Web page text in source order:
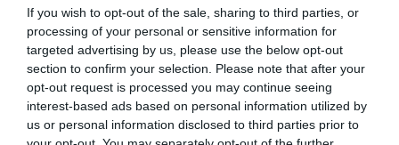
If you wish to opt-out of the sale, sharing to third parties, or
processing of your personal or sensitive information for
targeted advertising by us, please use the below opt-out
section to confirm your selection. Please note that after your
opt-out request is processed you may continue seeing
interest-based ads based on personal information utilized by
us or personal information disclosed to third parties prior to
more της UEFA με έντονη την παρουσία του
Παναθηναϊκού.
08.08.2026 ΠΟΔΟΣΦΑΙΡΟ ΑΚΡΩΤΗΡΙΑΣΜΕΝΩΝ